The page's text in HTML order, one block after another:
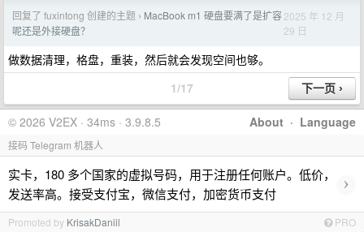
回复了 fuxintong 创建的主题 › MacBook m1 硬盘要满了是扩容
呢还是外接硬盘？
2025 年 12 月
29 日
做数据清理，格盘，重装，然后就会发现空间也够。
1/17
About · Language
© 2026 V2EX · 34ms · 3.9.8.5
接码 Telegram 机器人
实卡，180 多个国家的虚拟号码，用于注册任何账户。低价，
发送率高。接受支付宝，微信支付，加密货币支付
›
Promoted by KrisakDaniil PRO